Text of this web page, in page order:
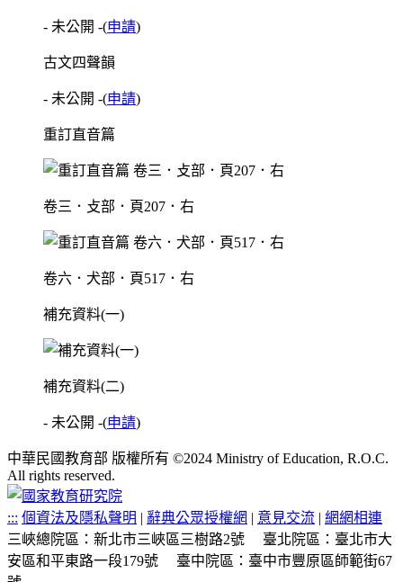
- 未公開 -(申請)
古文四聲韻
- 未公開 -(申請)
重訂直音篇
卷三．攴部．頁207．右
卷六．犬部．頁517．右
補充資料(一)
補充資料(二)
- 未公開 -(申請)
中華民國教育部 版權所有 ©2024 Ministry of Education, R.O.C.
All rights reserved.
::: 個資法及隱私聲明 | 辭典公眾授權網 | 意見交流 | 網網相連
三峽總院區：新北市三峽區三樹路2號
臺北院區：臺北市大
安區和平東路一段179號
臺中院區：臺中市豐原區師範街67